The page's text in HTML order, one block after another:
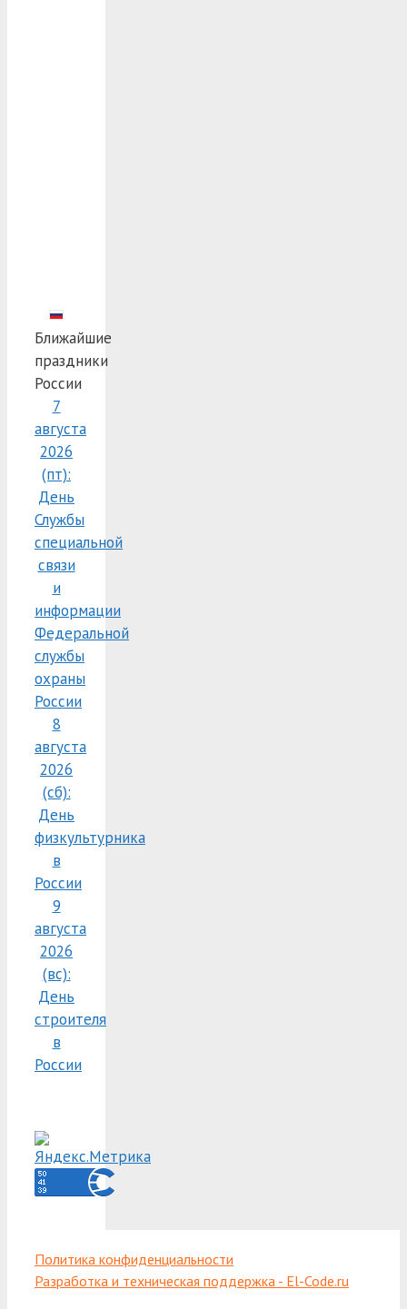
Ближайшие
праздники
России
7
августа
2026
(пт):
День
Службы
специальной
связи
и
информации
Федеральной
службы
охраны
России
8
августа
2026
(сб):
День
физкультурника
в
России
9
августа
2026
(вс):
День
строителя
в
России
Политика конфиденциальности
Разработка и техническая поддержка - El-Code.ru